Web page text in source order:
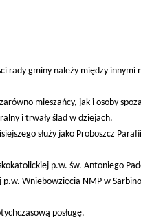
rady gminy należy między
mieszańcy, jak i osoby
i trwały ślad w dziejach.
służy jako Proboszcz
p.w. św. Antoniego
Wniebowzięcia NMP w
posługę.